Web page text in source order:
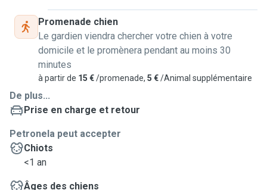
Promenade chien
Le gardien viendra chercher votre chien à votre
domicile et le promènera pendant au moins 30
minutes
à partir de 15 €/promenade, 5 €/Animal supplémentaire
De plus...
Prise en charge et retour
Petronela peut accepter
Chiots
<1 an
Âges des chiens